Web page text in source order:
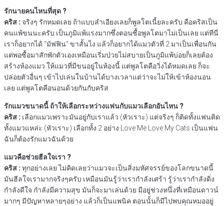
รักนายคนไหนที่สุด ?
คริส : จริงๆ รักหมดเลย ถ้าแบบลำเอียงเลยก็พูลโตเนี้ยละครับ คือคริสเป็น
คนแพ้ขนนะครับ เป็นภูมิแพ้แรงมากซึ่งตอนซื้อพูลโตมาไม่เป็นเลย แต่ทีนี่
เราก็อยากได้ “มัฟฟิน” ขาสั้นไง แล้วก็อยากได้แมวตัวที่ 2 มาเป็นเพื่อนกัน
แต่พอซื้อมาสักพักตัวเองเหมือนเริ่มป่วยไม่สบายเป็นภูมิแพ้บ่อยก็เลยต้อง
สร้างห้องแมว ให้แมวที่มีขนอยู่ในห้องนี้ แต่พูลโตคือวิ่งได้หมดเลย ก็จะ
ปล่อยตัวอื่นๆ เข้าไปเล่นในบ้านได้บางเวลาแต่ว่าจะไม่ให้เข้าห้องนอน
เลย แต่พูลโตคือนอนด้วยกันกับคริส
รักแมวขนาดนี้ ถ้าให้เลือกระหว่างแฟนกับแมวเลือกอันไหน ?
คริส : เลือกแมวเพราะมันอยู่กับเราแล้ว (หัวเราะ) แต่จริงๆ ก็ติดทั้งแฟนติด
ทั้งแมวแหล่ะ (หัวเราะ) เลือกทั้ง 2 อย่าง Love Me Love My Cats เป็นแฟน
ฉันก็ต้องรักแมวฉันด้วย
แมวคือช่วยฮีลใจเรา ?
คริส :ทุกอย่างเลย ไม่คิดเลยว่าแมวจะเป็นสิ่งมหัศจรรย์ของโลกขนาดนี้
มันฮีลใจเรามากจริงๆครับ เหมือนมันรู้ว่าเรากำลังเศร้า รู้ว่าเรากำลังดิ่ง
กำลังดีใจ กำลังมีความสุข มันก็จะมาเล่นด้วย มีอยู่ช่วงหนึ่งที่เหมือนดาวน์
มากๆ มีปัญหาหลายๆอย่าง แล้วก็เป็นแพนิค ตอนนั้นก็มีไปพบคุณหมออยู่